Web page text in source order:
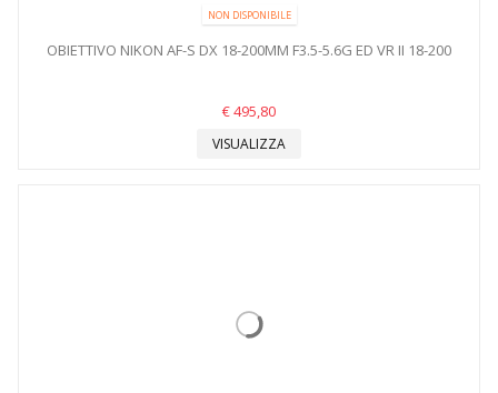
NON DISPONIBILE
OBIETTIVO NIKON AF-S DX 18-200MM F3.5-5.6G ED VR II 18-200
€ 495,80
VISUALIZZA